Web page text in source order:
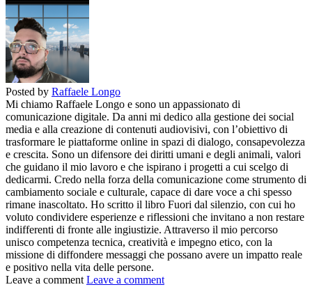
Posted by Raffaele Longo
Mi chiamo Raffaele Longo e sono un appassionato di
comunicazione digitale. Da anni mi dedico alla gestione dei social
media e alla creazione di contenuti audiovisivi, con l’obiettivo di
trasformare le piattaforme online in spazi di dialogo, consapevolezza
e crescita. Sono un difensore dei diritti umani e degli animali, valori
che guidano il mio lavoro e che ispirano i progetti a cui scelgo di
dedicarmi. Credo nella forza della comunicazione come strumento di
cambiamento sociale e culturale, capace di dare voce a chi spesso
rimane inascoltato. Ho scritto il libro Fuori dal silenzio, con cui ho
voluto condividere esperienze e riflessioni che invitano a non restare
indifferenti di fronte alle ingiustizie. Attraverso il mio percorso
unisco competenza tecnica, creatività e impegno etico, con la
missione di diffondere messaggi che possano avere un impatto reale
e positivo nella vita delle persone.
Leave a comment Leave a comment